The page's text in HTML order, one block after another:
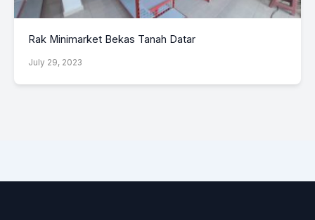
Rak Minimarket Bekas Tanah Datar
July 29, 2023